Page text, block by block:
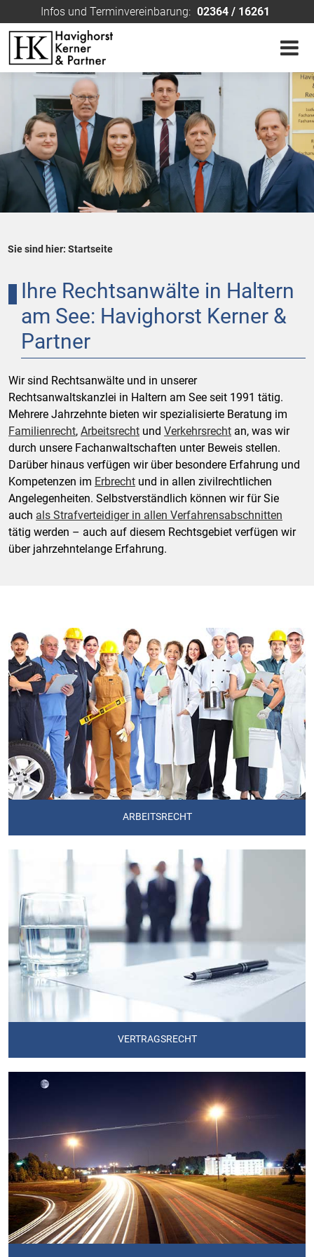
Infos und Terminvereinbarung: 02364 / 16261
Sie sind hier:Startseite
Ihre Rechtsanwälte in Haltern
am See: Havighorst Kerner &
Partner
Wir sind Rechtsanwälte und in unserer
Rechtsanwaltskanzlei in Haltern am See seit 1991 tätig.
Mehrere Jahrzehnte bieten wir spezialisierte Beratung im
Familienrecht, Arbeitsrecht und Verkehrsrecht an, was wir
durch unsere Fachanwaltschaften unter Beweis stellen.
Darüber hinaus verfügen wir über besondere Erfahrung und
Kompetenzen im Erbrecht und in allen zivilrechtlichen
Angelegenheiten. Selbstverständlich können wir für Sie
auch als Strafverteidiger in allen Verfahrensabschnitten
tätig werden – auch auf diesem Rechtsgebiet verfügen wir
über jahrzehntelange Erfahrung.
ARBEITSRECHT
VERTRAGSRECHT